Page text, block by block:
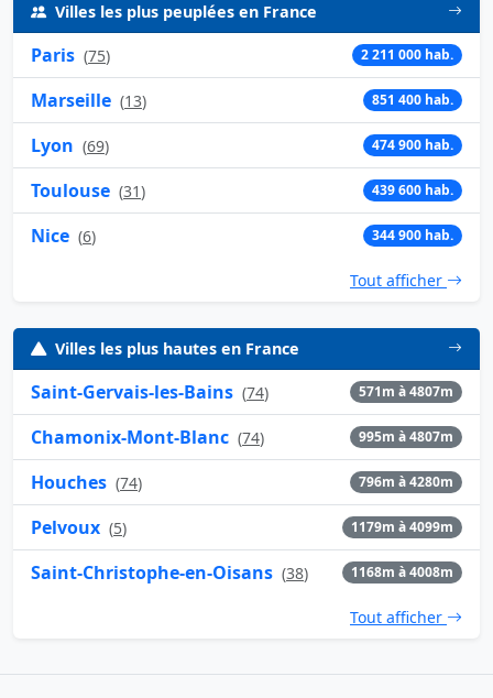
Villes les plus peuplées en France
Paris (75) 2 211 000 hab.
Marseille (13) 851 400 hab.
Lyon (69) 474 900 hab.
Toulouse (31) 439 600 hab.
Nice (6) 344 900 hab.
Tout afficher
Villes les plus hautes en France
Saint-Gervais-les-Bains (74) 571m à 4807m
Chamonix-Mont-Blanc (74) 995m à 4807m
Houches (74) 796m à 4280m
Pelvoux (5) 1179m à 4099m
Saint-Christophe-en-Oisans (38) 1168m à 4008m
Tout afficher